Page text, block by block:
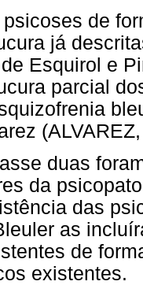
de
já
Esquirol e
parcial
duas
da
das
as
de
existentes.